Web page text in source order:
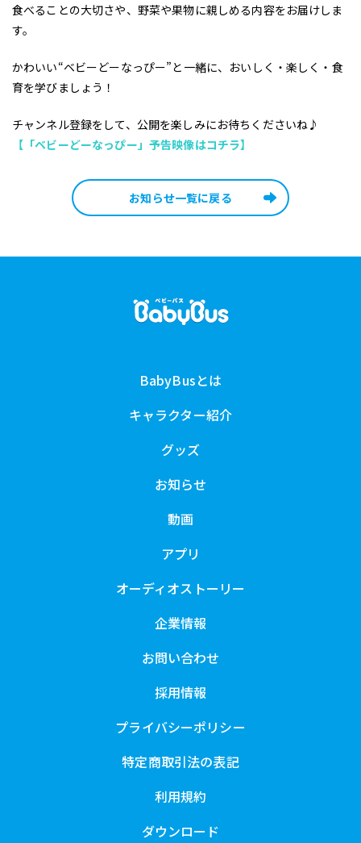
食べることの大切さや、野菜や果物に親しめる内容をお届けしま
す。
かわいい“ベビーどーなっぴー”と一緒に、おいしく・楽しく・食
育を学びましょう！
チャンネル登録をして、公開を楽しみにお待ちくださいね♪
【「ベビーどーなっぴー」予告映像はコチラ】
お知らせ一覧に戻る
BabyBusとは
キャラクター紹介
グッズ
お知らせ
動画
アプリ
オーディオストーリー
企業情報
お問い合わせ
採用情報
プライバシーポリシー
特定商取引法の表記
利用規約
ダウンロード